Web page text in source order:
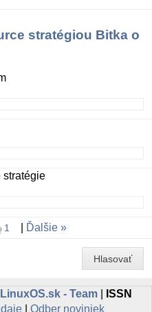
stratégiou Bitka o
stratégie
1 Ďalšie
Hlasovať
LinuxOS.sk - Team|
ISSN
| Odber noviniek